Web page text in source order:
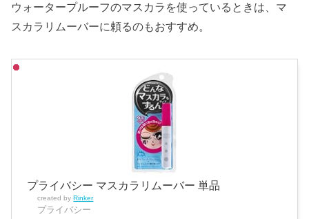
ウォータープルーフのマスカラを使っているときは、マ
スカラリムーバーに頼るのもおすすめ。
プライバシー マスカラリムーバー 単品
created byRinker
プライバシー